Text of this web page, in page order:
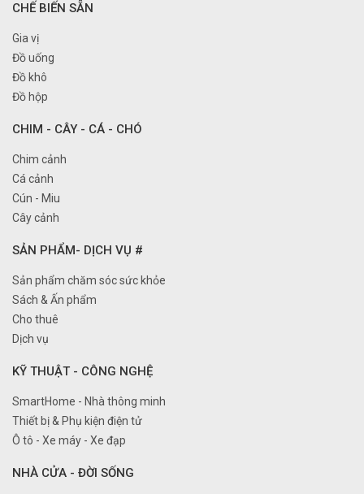
CHẾ BIẾN SẴN
Gia vị
Đồ uống
Đồ khô
Đồ hộp
CHIM - CÂY - CÁ - CHÓ
Chim cảnh
Cá cảnh
Cún - Miu
Cây cảnh
SẢN PHẨM- DỊCH VỤ #
Sản phẩm chăm sóc sức khỏe
Sách & Ấn phẩm
Cho thuê
Dịch vụ
KỸ THUẬT - CÔNG NGHỆ
SmartHome - Nhà thông minh
Thiết bị & Phụ kiện điện tử
Ô tô - Xe máy - Xe đạp
NHÀ CỬA - ĐỜI SỐNG